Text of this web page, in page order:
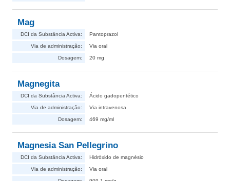
Mag
DCI da Substância Activa: Pantoprazol
Via de administração: Via oral
Dosagem: 20 mg
Magnegita
DCI da Substância Activa: Ácido gadopentético
Via de administração: Via intravenosa
Dosagem: 469 mg/ml
Magnesia San Pellegrino
DCI da Substância Activa: Hidróxido de magnésio
Via de administração: Via oral